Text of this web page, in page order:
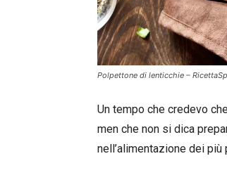
Polpettone di lenticchie –
Un tempo che credevo
men che non si dica
nell’alimentazione dei